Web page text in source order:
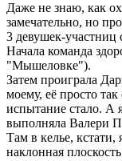
Даже не знаю, как
замечательно, но
3 девушек-участниц
Начала команда
"Мышеловке").
Затем проиграла
моему, её просто
испытание стало. А
выполняла Валери
Там в келье, кстати,
наклонная